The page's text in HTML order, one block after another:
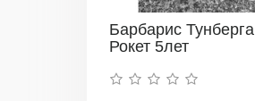
Барбарис
Рокет 5лет